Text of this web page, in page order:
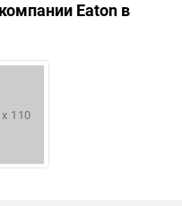
Eaton в